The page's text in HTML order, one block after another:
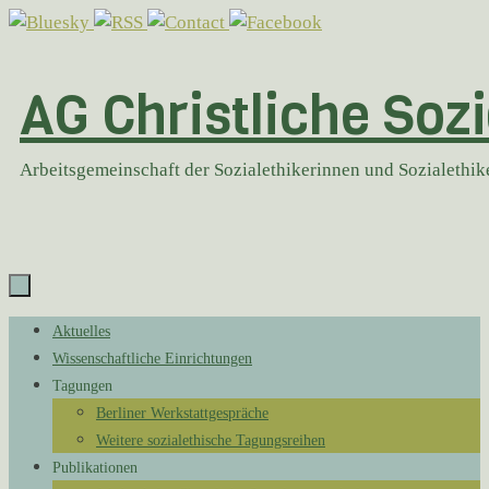
Zum
AG Christliche
Arbeitsgemeinschaft der Sozialethikerinnen und
Zum
Inhalt
springen
Aktuelles
Wissenschaftliche Einrichtungen
Tagungen
Berliner Werkstattgespräche
Weitere sozialethische Tagungsreihen
Publikationen